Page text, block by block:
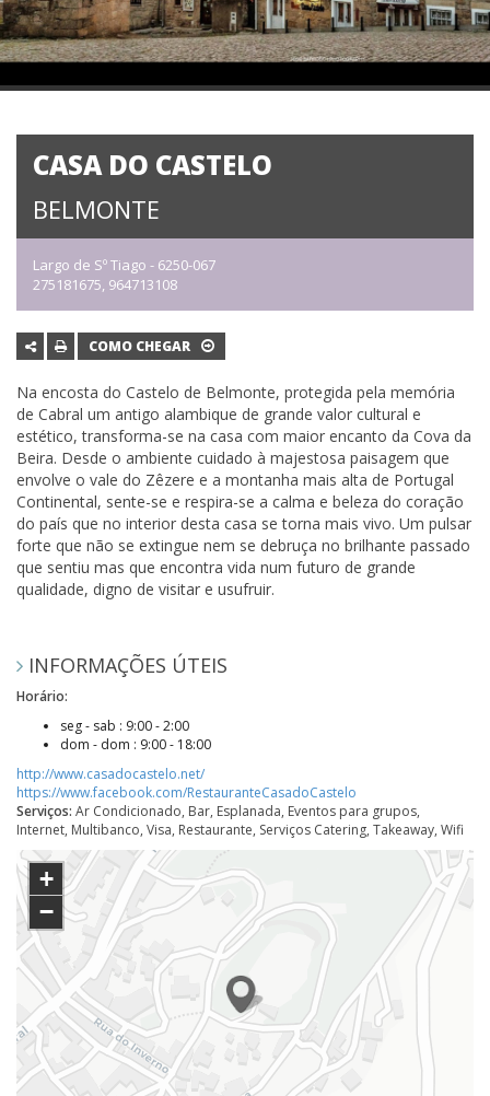
CASA DO CASTELO
BELMONTE
Largo de Sº Tiago - 6250-067
275181675, 964713108
COMO CHEGAR
Na encosta do Castelo de Belmonte, protegida pela memória
de Cabral um antigo alambique de grande valor cultural e
estético, transforma-se na casa com maior encanto da Cova da
Beira. Desde o ambiente cuidado à majestosa paisagem que
envolve o vale do Zêzere e a montanha mais alta de Portugal
Continental, sente-se e respira-se a calma e beleza do coração
do país que no interior desta casa se torna mais vivo. Um pulsar
forte que não se extingue nem se debruça no brilhante passado
que sentiu mas que encontra vida num futuro de grande
qualidade, digno de visitar e usufruir.
INFORMAÇÕES ÚTEIS
Horário:
seg - sab : 9:00 - 2:00
dom - dom : 9:00 - 18:00
http://www.casadocastelo.net/
https://www.facebook.com/RestauranteCasadoCastelo
Serviços: Ar Condicionado, Bar, Esplanada, Eventos para grupos,
Internet, Multibanco, Visa, Restaurante, Serviços Catering, Takeaway, Wifi
+
−